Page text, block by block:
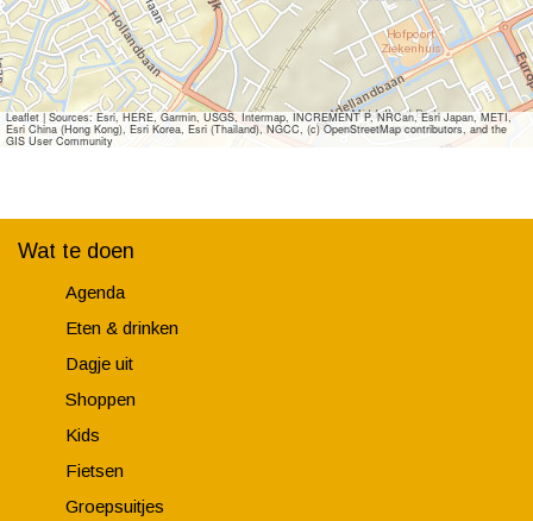
Leaflet|Sources: Esri, HERE, Garmin, USGS, Intermap, INCREMENT P, NRCan, Esri Japan, METI,
Esri China (Hong Kong), Esri Korea, Esri (Thailand), NGCC, (c) OpenStreetMap contributors, and the
GIS User Community
Wat te doen
Agenda
Eten & drinken
Dagje uit
Shoppen
Kids
Fietsen
Groepsuitjes